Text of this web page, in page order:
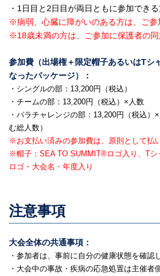
・1日目と2日目が両日ともに参加でき
※病弱、心臓に障がいのある方は、ご参
※18歳未満の方は、ご参加に保護者の同
参加費（出場権＋限定帽子あるいはTシ
なったパッケージ）：
・シングルの部：13,200円（税込）
・チームの部：13,200円（税込）×人数
・パラチャレンジの部：13,200円（税込）
む総人数）
※お支払い済みの参加費は、原則として払
※帽子：SEA TO SUMMIT®ロゴ入り、Tシ
ロゴ・大会名・年度入り
注意事項
大会全体の共通事項：
・参加者は、事前に自分の健康状態を確認
・大会中の事故・疾病の応急処置は主催者